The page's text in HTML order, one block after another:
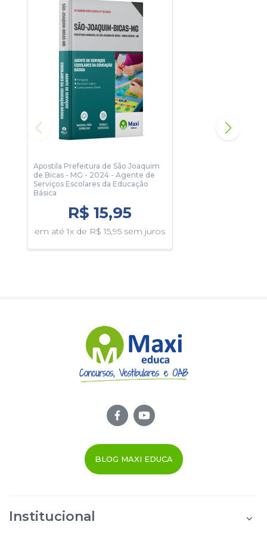
Para conhecer um pouco, clique no botão Sumário e veja
algumas páginas da apostila.
Apostila Prefeitura de São Joaquim
de Bicas - MG - 2024 - Agente de
Serviços Escolares da Educação
Básica
R$ 15,95
em até 1x de R$ 15,95 sem juros
BLOG MAXI EDUCA
Institucional